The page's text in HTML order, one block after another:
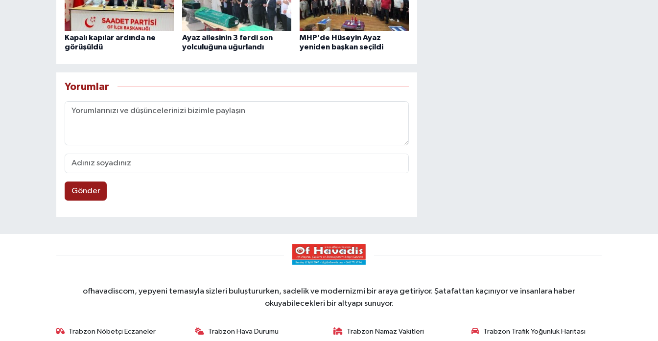
Kapalı kapılar ardında ne
görüşüldü
Ayaz ailesinin 3 ferdi son
yolculuğuna uğurlandı
MHP’de Hüseyin Ayaz
yeniden başkan seçildi
Yorumlar
Gönder
ofhavadiscom, yepyeni temasıyla sizleri buluştururken, sadelik ve modernizmi bir araya getiriyor. Şatafattan kaçınıyor ve insanlara haber
okuyabilecekleri bir altyapı sunuyor.
Trabzon Nöbetçi Eczaneler Trabzon Hava Durumu Trabzon Namaz Vakitleri Trabzon Trafik Yoğunluk Haritası